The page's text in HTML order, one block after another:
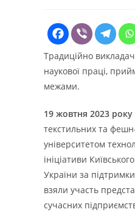
Традиційно
наукової праці,
межами.
19 жовтня 2023 року
текстильних та
університетом
ініціативи
України за
взяли участь
сучасних